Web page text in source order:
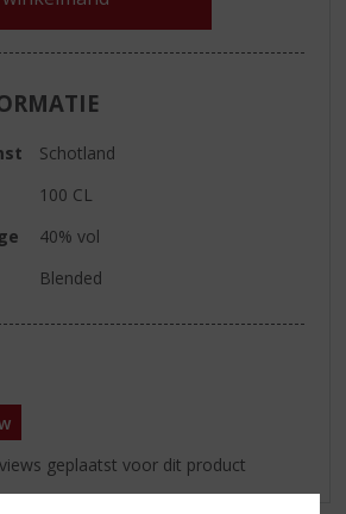
Schotland
100 CL
40% vol
Blended
geplaatst voor dit product